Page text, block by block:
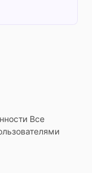
Все